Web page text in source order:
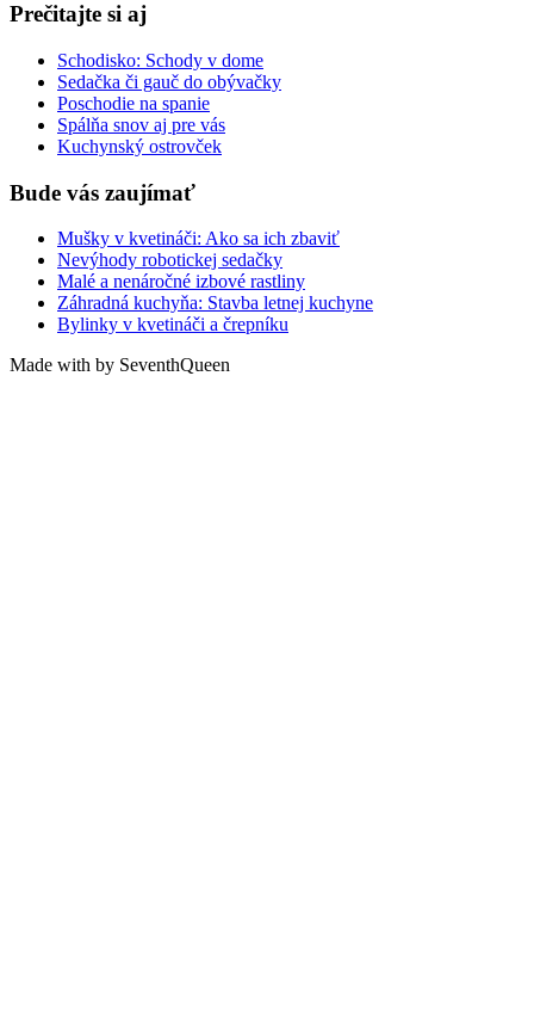
Prečitajte si aj
Schodisko: Schody v dome
Sedačka či gauč do obývačky
Poschodie na spanie
Spálňa snov aj pre vás
Kuchynský ostrovček
Bude vás zaujímať
Mušky v kvetináči: Ako sa ich zbaviť
Nevýhody robotickej sedačky
Malé a nenáročné izbové rastliny
Záhradná kuchyňa: Stavba letnej kuchyne
Bylinky v kvetináči a črepníku
Made with by SeventhQueen